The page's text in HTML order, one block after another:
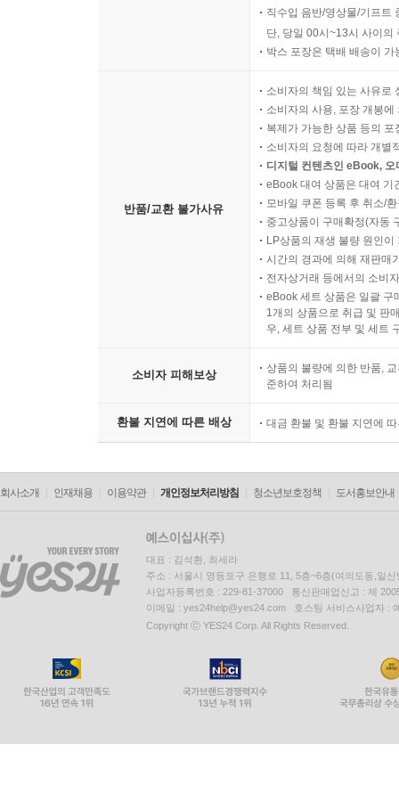
직수입 음반/영상물/기프트
단, 당일 00시~13시 사이의
박스 포장은 택배 배송이
반품/교환 불가사유
소비자의 책임 있는 사유로
소비자의 사용, 포장 개봉
복제가 가능한 상품 등의
소비자의 요청에 따라 개별
디지털 컨텐츠인 eBook,
eBook 대여 상품은 대여 기
모바일 쿠폰 등록 후 취소/
중고상품이 구매확정(자동
LP상품의 재생 불량 원인
시간의 경과에 의해 재판매
전자상거래 등에서의 소비
eBook 세트 상품은 일괄 구
1개의 상품으로 취급 및 판
우, 세트 상품 전부 및 세트
소비자 피해보상
상품의 불량에 의한 반품,
준하여 처리됨
환불 지연에 따른 배상 대금 환불 및 환불 지연에
회사소개 인재채용 이용약관 개인정보처리방침 청소년보호정책 도서홍보안내
대표 : 김석환, 최세라
주소 : 서울시 영등포구 은행로 11, 5층~6층(여의도동,일신
사업자등록번호 : 229-81-37000 통신판매업신고 : 제
이메일 : yes24help@yes24.com 호스팅 서비스사업자 :
Copyright ⓒ YES24 Corp. All Rights Reserved.